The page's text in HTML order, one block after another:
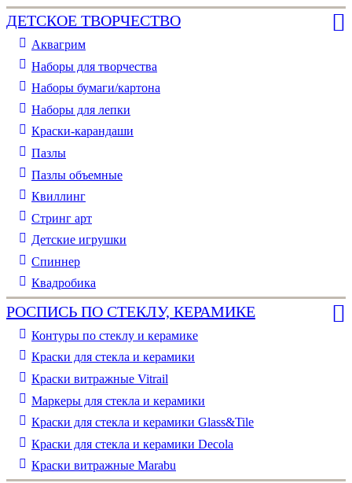
ДЕТСКОЕ ТВОРЧЕСТВО
Аквагрим
Наборы для творчества
Наборы бумаги/картона
Наборы для лепки
Краски-карандаши
Пазлы
Пазлы объемные
Квиллинг
Стринг арт
Детские игрушки
Спиннер
Квадробика
РОСПИСЬ ПО СТЕКЛУ, КЕРАМИКЕ
Контуры по стеклу и керамике
Краски для стекла и керамики
Краски витражные Vitrail
Маркеры для стекла и керамики
Краски для стекла и керамики Glass&Tile
Краски для стекла и керамики Decola
Краски витражные Marabu